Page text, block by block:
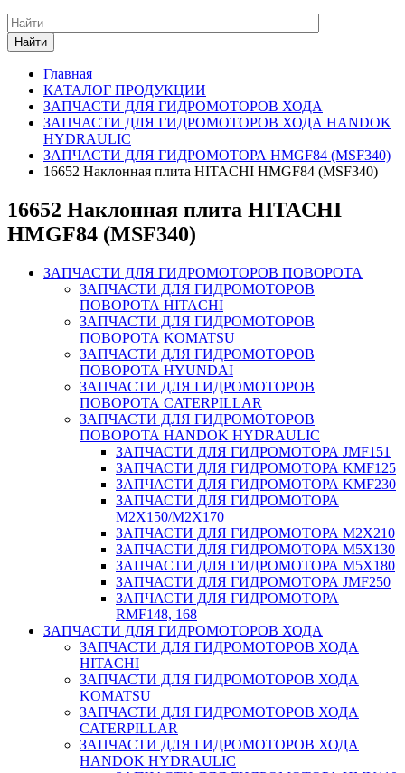
Найти
Главная
КАТАЛОГ ПРОДУКЦИИ
ЗАПЧАСТИ ДЛЯ ГИДРОМОТОРОВ ХОДА
ЗАПЧАСТИ ДЛЯ ГИДРОМОТОРОВ ХОДА HANDOK
HYDRAULIC
ЗАПЧАСТИ ДЛЯ ГИДРОМОТОРА HMGF84 (MSF340)
16652 Наклонная плита HITACHI HMGF84 (MSF340)
16652 Наклонная плита HITACHI
HMGF84 (MSF340)
ЗАПЧАСТИ ДЛЯ ГИДРОМОТОРОВ ПОВОРОТА
ЗАПЧАСТИ ДЛЯ ГИДРОМОТОРОВ
ПОВОРОТА HITACHI
ЗАПЧАСТИ ДЛЯ ГИДРОМОТОРОВ
ПОВОРОТА KOMATSU
ЗАПЧАСТИ ДЛЯ ГИДРОМОТОРОВ
ПОВОРОТА HYUNDAI
ЗАПЧАСТИ ДЛЯ ГИДРОМОТОРОВ
ПОВОРОТА CATERPILLAR
ЗАПЧАСТИ ДЛЯ ГИДРОМОТОРОВ
ПОВОРОТА HANDOK HYDRAULIC
ЗАПЧАСТИ ДЛЯ ГИДРОМОТОРА JMF151
ЗАПЧАСТИ ДЛЯ ГИДРОМОТОРА KMF125
ЗАПЧАСТИ ДЛЯ ГИДРОМОТОРА KMF230
ЗАПЧАСТИ ДЛЯ ГИДРОМОТОРА
M2X150/M2X170
ЗАПЧАСТИ ДЛЯ ГИДРОМОТОРА M2X210
ЗАПЧАСТИ ДЛЯ ГИДРОМОТОРА M5X130
ЗАПЧАСТИ ДЛЯ ГИДРОМОТОРА M5X180
ЗАПЧАСТИ ДЛЯ ГИДРОМОТОРА JMF250
ЗАПЧАСТИ ДЛЯ ГИДРОМОТОРА
RMF148, 168
ЗАПЧАСТИ ДЛЯ ГИДРОМОТОРОВ ХОДА
ЗАПЧАСТИ ДЛЯ ГИДРОМОТОРОВ ХОДА
HITACHI
ЗАПЧАСТИ ДЛЯ ГИДРОМОТОРОВ ХОДА
KOMATSU
ЗАПЧАСТИ ДЛЯ ГИДРОМОТОРОВ ХОДА
CATERPILLAR
ЗАПЧАСТИ ДЛЯ ГИДРОМОТОРОВ ХОДА
HANDOK HYDRAULIC